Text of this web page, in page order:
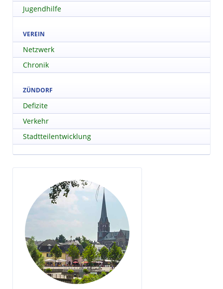
Jugendhilfe
VEREIN
Netzwerk
Chronik
ZÜNDORF
Defizite
Verkehr
Stadtteilentwicklung